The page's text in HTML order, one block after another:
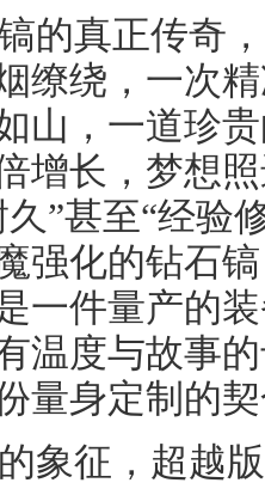
的真正传奇
缭绕，一次
山，一道珍
增长，梦想
”甚至“经验
强化的钻石
一件量产的
温度与故事
量身定制的
象征，超越